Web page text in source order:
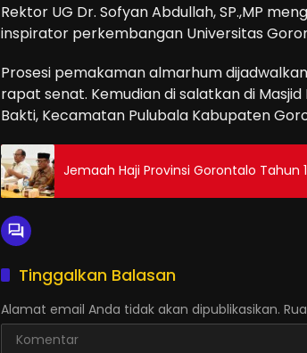
Rektor UG Dr. Sofyan Abdullah, SP.,MP
inspirator perkembangan Universitas
Prosesi pemakaman almarhum
rapat senat. Kemudian di salatkan di
Bakti, Kecamatan Pulubala Kabupaten
Jemaah Haji Provinsi Gorontalo Tahun
Tinggalkan Balasan
Alamat email Anda tidak akan dipublikasikan.